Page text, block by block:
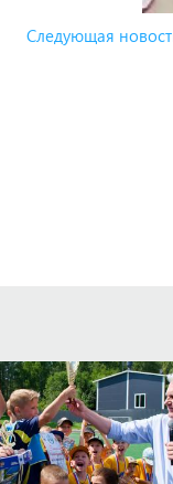
Следующая